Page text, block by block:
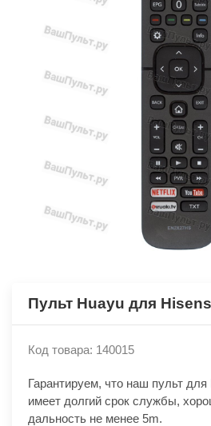
Пульт Huayu для
Код товара: 140015
Гарантируем, что наш пульт
имеет долгий срок службы,
дальность не менее 5m.